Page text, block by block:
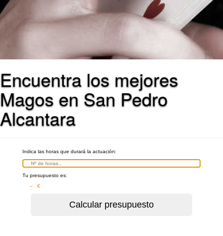
Encuentra los mejores
Magos en San Pedro
Alcantara
Indica las horas que durará la actuación:
Tu presupuesto es:
– €